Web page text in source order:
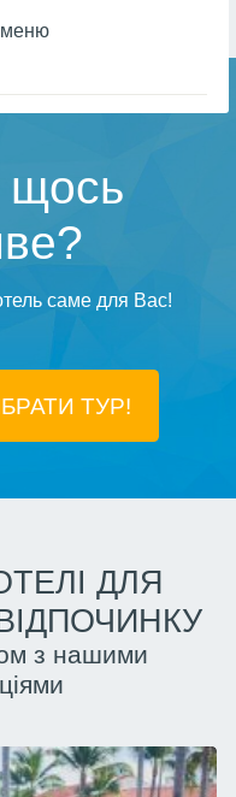
щось
саме для Вас!
ТУР!
ДЛЯ
з нашими